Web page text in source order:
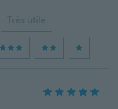
Très utile